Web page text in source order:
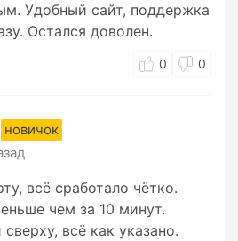
Удобный сайт, поддержка
Остался доволен.
0 0
новичок
всё сработало чётко.
чем за 10 минут.
всё как указано.